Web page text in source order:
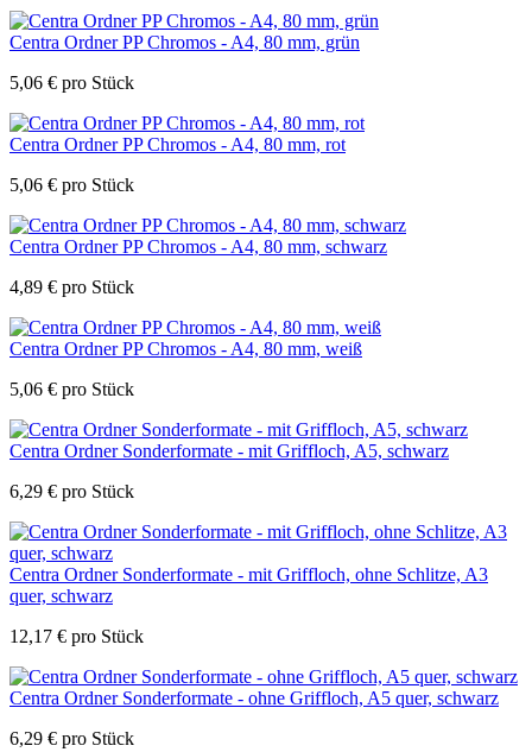
Centra Ordner PP Chromos - A4, 80 mm, grün
5,06 € pro Stück
Centra Ordner PP Chromos - A4, 80 mm, rot
5,06 € pro Stück
Centra Ordner PP Chromos - A4, 80 mm, schwarz
4,89 € pro Stück
Centra Ordner PP Chromos - A4, 80 mm, weiß
5,06 € pro Stück
Centra Ordner Sonderformate - mit Griffloch, A5, schwarz
6,29 € pro Stück
Centra Ordner Sonderformate - mit Griffloch, ohne Schlitze, A3
quer, schwarz
12,17 € pro Stück
Centra Ordner Sonderformate - ohne Griffloch, A5 quer, schwarz
6,29 € pro Stück